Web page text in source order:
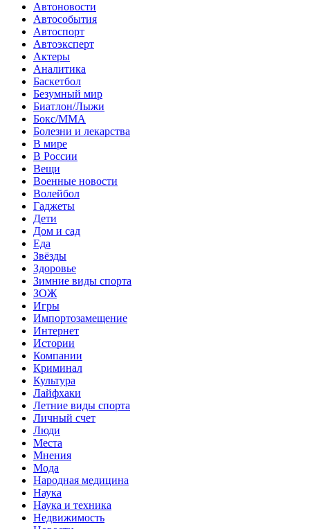
Автоновости
Автособытия
Автоспорт
Автоэксперт
Актеры
Аналитика
Баскетбол
Безумный мир
Биатлон/Лыжи
Бокс/MMA
Болезни и лекарства
В мире
В России
Вещи
Военные новости
Волейбол
Гаджеты
Дети
Дом и сад
Еда
Звёзды
Здоровье
Зимние виды спорта
ЗОЖ
Игры
Импортозамещение
Интернет
Истории
Компании
Криминал
Культура
Лайфхаки
Летние виды спорта
Личный счет
Люди
Места
Мнения
Мода
Народная медицина
Наука
Наука и техника
Недвижимость